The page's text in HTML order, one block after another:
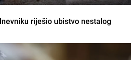
riješio ubistvo nestalog